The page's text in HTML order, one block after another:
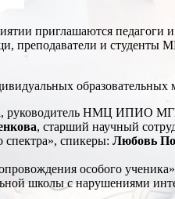
приглашаются педагоги
преподаватели и
, руководитель НМЦ ИПИО
, старший научный
спектра», спикеры: Любовь
особого
школы с нарушениями